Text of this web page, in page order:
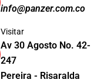
info@panzer.com.co
Visitar
Av 30 Agosto No. 42-
247
Pereira - Risaralda